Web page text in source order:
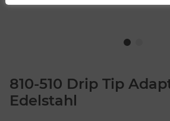
810-510 Drip Tip
Edelstahl